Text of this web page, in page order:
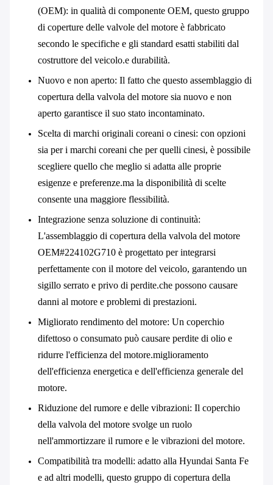
(OEM): in qualità di componente OEM, questo gruppo
di coperture delle valvole del motore è fabbricato
secondo le specifiche e gli standard esatti stabiliti dal
costruttore del veicolo.e durabilità.
Nuovo e non aperto: Il fatto che questo assemblaggio di
copertura della valvola del motore sia nuovo e non
aperto garantisce il suo stato incontaminato.
Scelta di marchi originali coreani o cinesi: con opzioni
sia per i marchi coreani che per quelli cinesi, è possibile
scegliere quello che meglio si adatta alle proprie
esigenze e preferenze.ma la disponibilità di scelte
consente una maggiore flessibilità.
Integrazione senza soluzione di continuità:
L'assemblaggio di copertura della valvola del motore
OEM#224102G710 è progettato per integrarsi
perfettamente con il motore del veicolo, garantendo un
sigillo serrato e privo di perdite.che possono causare
danni al motore e problemi di prestazioni.
Migliorato rendimento del motore: Un coperchio
difettoso o consumato può causare perdite di olio e
ridurre l'efficienza del motore.miglioramento
dell'efficienza energetica e dell'efficienza generale del
motore.
Riduzione del rumore e delle vibrazioni: Il coperchio
della valvola del motore svolge un ruolo
nell'ammortizzare il rumore e le vibrazioni del motore.
Compatibilità tra modelli: adatto alla Hyundai Santa Fe
e ad altri modelli, questo gruppo di copertura della